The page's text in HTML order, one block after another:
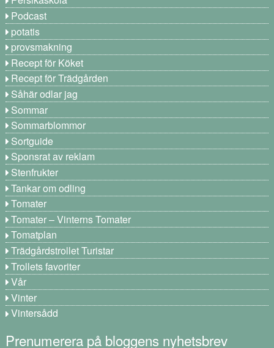
Podcast
potatis
provsmakning
Recept för Köket
Recept för Trädgården
Såhär odlar jag
Sommar
Sommarblommor
Sortguide
Sponsrat av reklam
Stenfrukter
Tankar om odling
Tomater
Tomater – Vinterns Tomater
Tomatplan
Trädgårdstrollet Turistar
Trollets favoriter
Vår
Vinter
Vintersådd
Prenumerera på bloggens nyhetsbrev